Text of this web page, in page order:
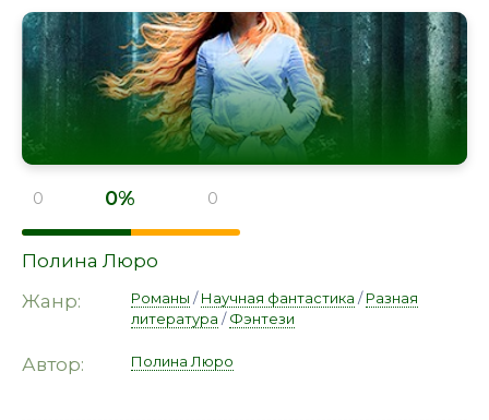
0 0% 0
Полина Люро
Жанр:
Романы /Научная фантастика /Разная
литература /Фэнтези
Автор: Полина Люро